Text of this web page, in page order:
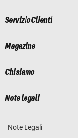
Servizio Clienti
Magazine
Chi siamo
Note legali
Note Legali